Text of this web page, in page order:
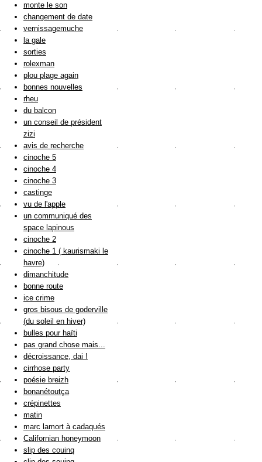
monte le son
changement de date
vernissagemuche
la gale
sorties
rolexman
plou plage again
bonnes nouvelles
rheu
du balcon
un conseil de président
zizi
avis de recherche
cinoche 5
cinoche 4
cinoche 3
castinge
vu de l'apple
un communiqué des
space lapinous
cinoche 2
cinoche 1 ( kaurismaki le
havre)
dimanchitude
bonne route
ice crime
gros bisous de goderville
(du soleil en hiver)
bulles pour haïti
pas grand chose mais...
décroissance, dai !
cirrhose party
poésie breizh
bonanétoutça
crépinettes
matin
marc lamort à cadaqués
Californian honeymoon
slip des couinq